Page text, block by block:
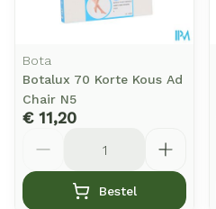
Bota
Botalux 70 Korte Kous Ad
Chair N5
€ 11,20
Bestel